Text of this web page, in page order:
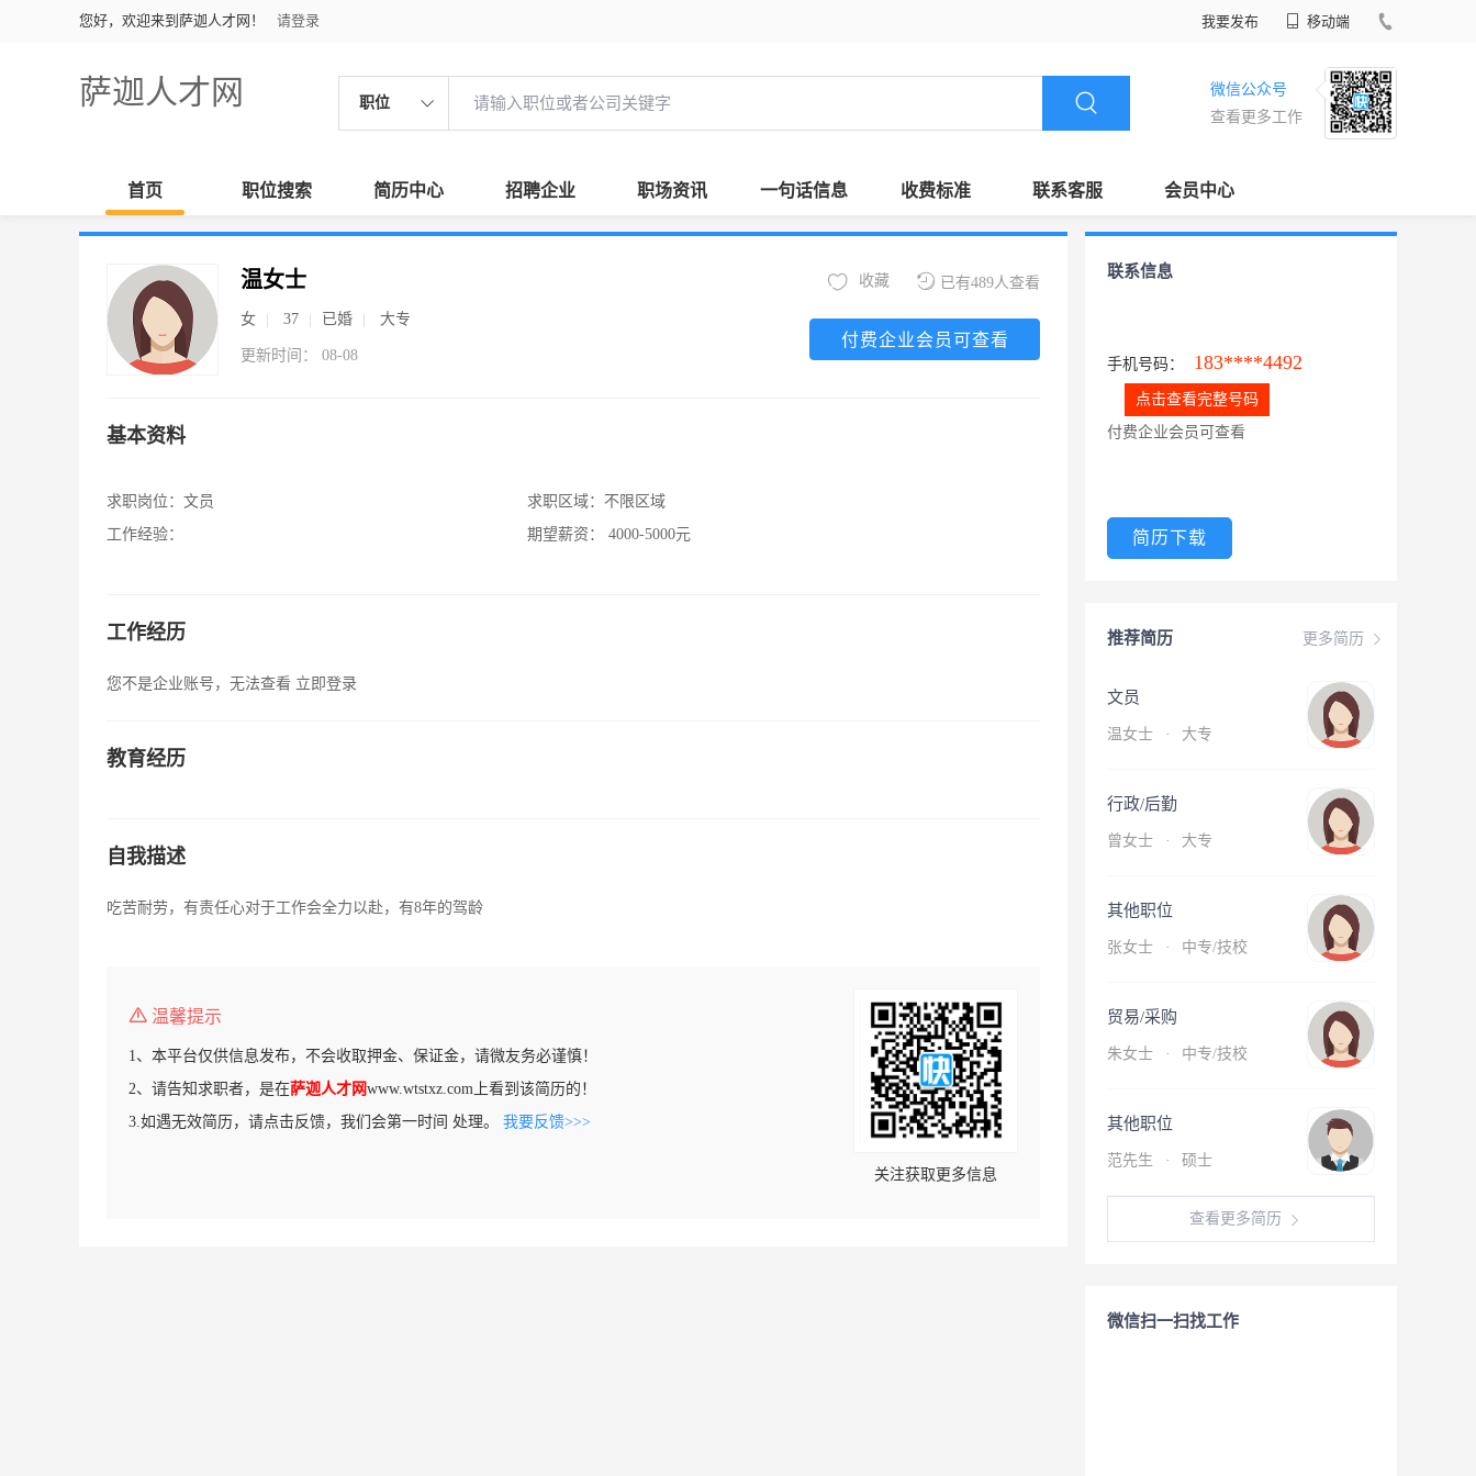
您好，欢迎来到萨迦人才网！ 请登录 我要发布 移动端
萨迦人才网 职位
微信公众号
查看更多工作
首页 职位搜索 简历中心 招聘企业 职场资讯 一句话信息 收费标准 联系客服 会员中心
温女士
女 37 已婚 大专
更新时间： 08-08
已有489人查看
收藏
付费企业会员可查看
基本资料
求职岗位： 文员
工作经验：
求职区域： 不限区域
期望薪资：
4000-5000元
工作经历
您不是企业账号，无法查看 立即登录
教育经历
自我描述
吃苦耐劳，有责任心对于工作会全力以赴，有8年的驾龄
温馨提示
1、本平台仅供信息发布，不会收取押金、保证金，请微友务必谨慎！
2、请告知求职者，是在萨迦人才网www.wtstxz.com上看到该简历的！
3.如遇无效简历，请点击反馈，我们会第一时间 处理。 我要反馈>>>
关注获取更多信息
联系信息
手机号码： 183****4492
点击查看完整号码
付费企业会员可查看
简历下载
更多简历
推荐简历
文员
温女士 · 大专
行政/后勤
曾女士 · 大专
其他职位
张女士 · 中专/技校
贸易/采购
朱女士 · 中专/技校
其他职位
范先生 · 硕士
查看更多简历
微信扫一扫找工作